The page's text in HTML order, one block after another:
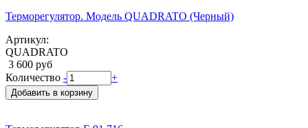
Терморегулятор. Модель QUADRATO (Черный)
Артикул:
QUADRATO
3 600 руб
Количество - +
Добавить в корзину